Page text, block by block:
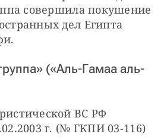
совершила покушение
дел Египта
(«Аль-Гамаа аль-
ВС РФ
г. (№ ГКПИ 03-116)